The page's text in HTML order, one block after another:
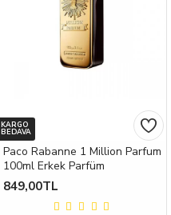
KARGO
BEDAVA
Paco Rabanne 1 Million Parfum
100ml Erkek Parfüm
849,00TL